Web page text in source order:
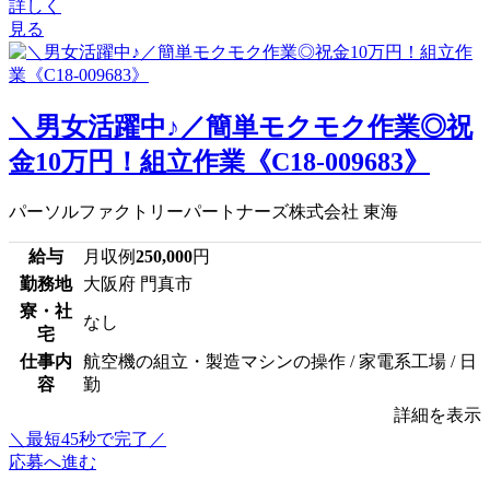
詳しく
見る
＼男女活躍中♪／簡単モクモク作業◎祝
金10万円！組立作業《C18-009683》
パーソルファクトリーパートナーズ株式会社 東海
給与 月収例250,000円
勤務地
大阪府 門真市
寮・社
宅
なし
仕事内
容
航空機の組立・製造マシンの操作 / 家電系工場 / 日
勤
詳細を表示
＼最短45秒で完了／
応募へ進む